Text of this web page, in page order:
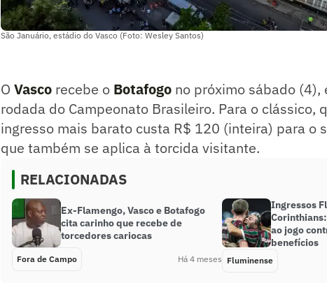
São Januário, estádio do Vasco (Foto: Wesley Santos)
O Vasco recebe o Botafogo no próximo sábado (4),
rodada do Campeonato Brasileiro. Para o clássico,
ingresso mais barato custa R$ 120 (inteira) para o
que também se aplica à torcida visitante.
RELACIONADAS
Ex-Flamengo, Vasco e Botafogo
cita carinho que recebe de
torcedores cariocas
Fora de Campo Há 4 meses
Ingressos
ao jogo
benefícios
Fluminense